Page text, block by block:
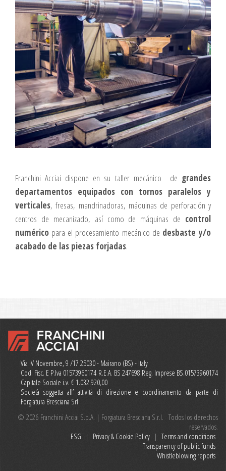
Franchini Acciai dispone en su taller mecánico de grandes
departamentos equipados con tornos paralelos y
verticales, fresas, mandrinadoras, máquinas de perforación y
centros de mecanizado, así como de máquinas de control
numérico para el procesamiento mecánico de desbaste y/o
acabado de las piezas forjadas.
Via IV Novembre, 9 /17 25030 - Mairano (BS) - Italy
Cod. Fisc. E P.Iva 01573960174 R.E.A. BS 247698 Reg. Imprese BS.01573960174
Capitale Sociale i.v. € 1.032.920,00
Società soggetta all’ attività di direzione e coordinamento da parte di
Forgiatura Bresciana Srl
© 2026 Franchini Acciai S.p.A. | Forgiatura Bresciana S.r.l. Todos los derechos
reservados.
ESG | Privacy & Cookie Policy | Terms and conditions
Transparency of public funds
Whistleblowing reports